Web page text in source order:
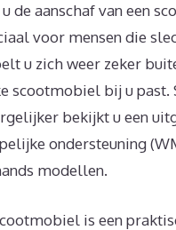
de aanschaf van een
voor mensen die
u zich weer zeker
scootmobiel bij u
bekijkt u een
ondersteuning
modellen.
is een